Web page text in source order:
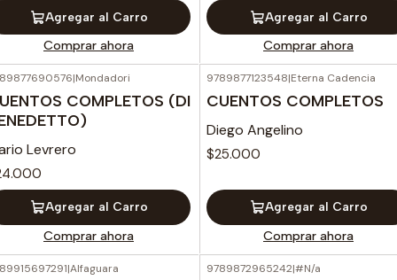
Agregar al Carro
Comprar ahora
Agregar al Carro
Comprar ahora
|Mondadori
COMPLETOS (DI
Levrero
Agregar al Carro
Comprar ahora
9789877123548|Eterna Cadencia
CUENTOS COMPLETOS
Diego Angelino
$25.000
Agregar al Carro
Comprar ahora
|Alfaguara Agotado
9789872965242|#N/a